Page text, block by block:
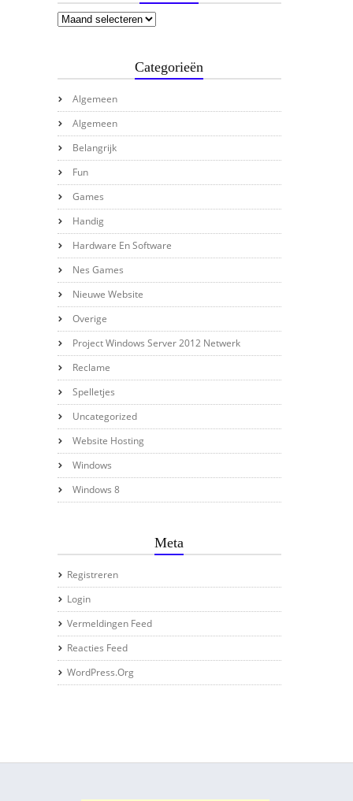
Categorieën
Algemeen
Algemeen
Belangrijk
Fun
Games
Handig
Hardware En Software
Nes Games
Nieuwe Website
Overige
Project Windows Server 2012 Netwerk
Reclame
Spelletjes
Uncategorized
Website Hosting
Windows
Windows 8
Meta
Registreren
Login
Vermeldingen Feed
Reacties Feed
WordPress.org